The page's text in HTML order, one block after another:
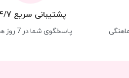
پشتیبانی سریع 24/7
پاسخگوی شما در 7 روز هفته